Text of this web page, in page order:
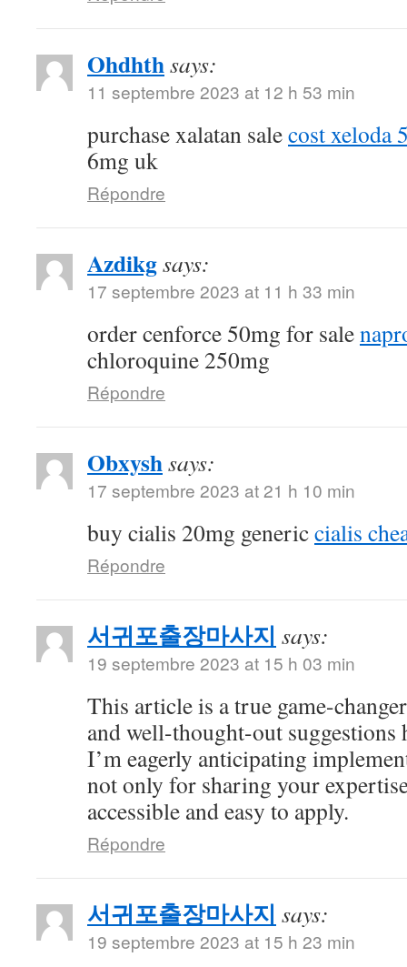
Ohdhthsays:
11 septembre 2023 at 12 h 53 min
purchase xalatan salecost xeloda
6mg uk
Répondre
Azdikgsays:
17 septembre 2023 at 11 h 33 min
order cenforce 50mg for sale
chloroquine 250mg
Répondre
Obxyshsays:
17 septembre 2023 at 21 h 10 min
buy cialis 20mg genericcialis
Répondre
서귀포출장마사지 says:
19 septembre 2023 at 15 h 03 min
This article is a true game-
and well-thought-out
I’m eagerly anticipating
not only for sharing your
accessible and easy to apply.
Répondre
서귀포출장마사지 says:
19 septembre 2023 at 15 h 23 min